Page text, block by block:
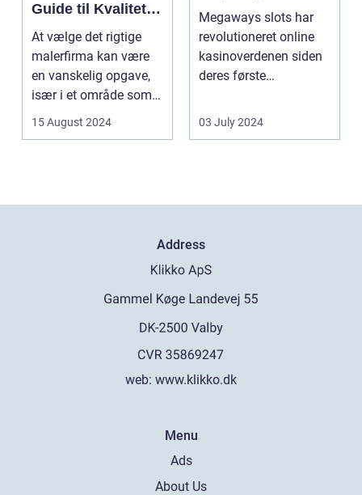
Guide til Kvalitet
og Service
At vælge det rigtige
malerfirma kan være
en vanskelig opgave,
især i et område som
Frederiksberg, hv...
15 August 2024
Megaways slots har
revolutioneret online
kasinoverdenen siden
deres første
spillea...
03 July 2024
Address
web: www.klikko.dk
Menu
Ads
About Us